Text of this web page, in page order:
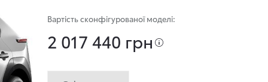
Вартість сконфігурованої моделі:
2 017 440 грн